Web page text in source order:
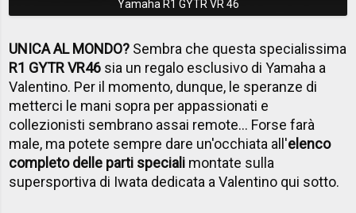
Yamaha R1 GYTR VR 46
UNICA AL MONDO? Sembra che questa specialissima
R1 GYTR VR46 sia un regalo esclusivo di Yamaha a
Valentino. Per il momento, dunque, le speranze di
metterci le mani sopra per appassionati e
collezionisti sembrano assai remote... Forse farà
male, ma potete sempre dare un'occhiata all'elenco
completo delle parti speciali montate sulla
supersportiva di Iwata dedicata a Valentino qui sotto.